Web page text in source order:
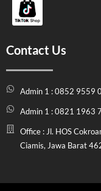
Contact Us
Admin 1 : 0852 9559
Admin 1 : 0821 1963
Office : Jl. HOS
Ciamis, Jawa Barat